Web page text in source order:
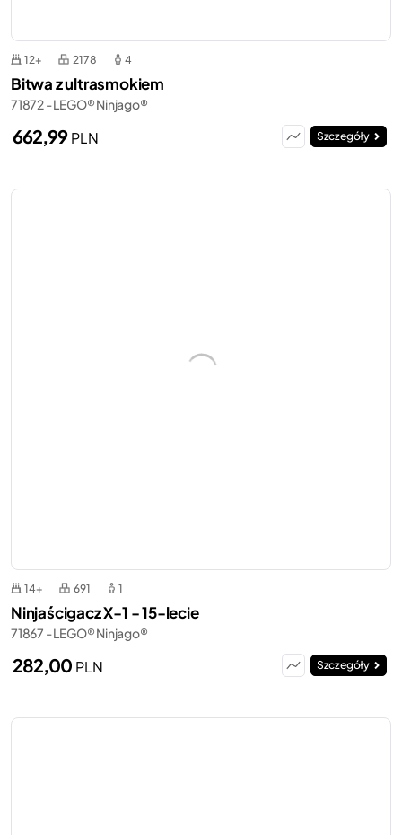
12+ 2178 4
Bitwa z ultrasmokiem
71872 - LEGO® Ninjago®
662,99PLN Szczegóły
14+ 691 1
Ninjaścigacz X-1 - 15-lecie
71867 - LEGO® Ninjago®
282,00 PLN Szczegóły